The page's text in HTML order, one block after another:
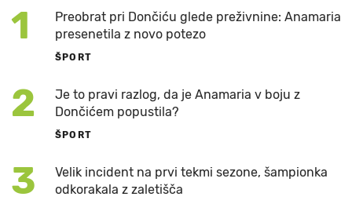
1
Preobrat pri Dončiću glede preživnine: Anamaria
presenetila z novo potezo
ŠPORT
2
Je to pravi razlog, da je Anamaria v boju z
Dončićem popustila?
ŠPORT
3
Velik incident na prvi tekmi sezone, šampionka
odkorakala z zaletišča